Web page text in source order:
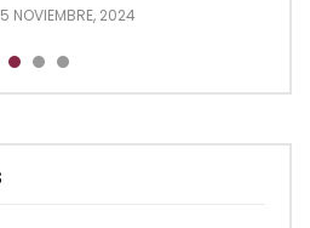
NOVIEMBRE, 2024
NOVIEMBRE, 2024
NOVIEMBRE, 2024